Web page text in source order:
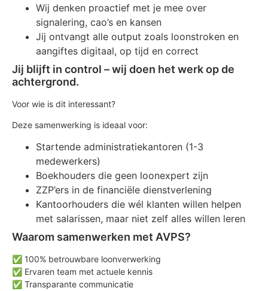
Wij denken proactief met je mee over
signalering, cao’s en kansen
Jij ontvangt alle output zoals loonstroken en
aangiftes digitaal, op tijd en correct
Jij blijft in control – wij doen het werk op de
achtergrond.
Voor wie is dit interessant?
Deze samenwerking is ideaal voor:
Startende administratiekantoren (1-3
medewerkers)
Boekhouders die geen loonexpert zijn
ZZP’ers in de financiële dienstverlening
Kantoorhouders die wél klanten willen helpen
met salarissen, maar niet zelf alles willen leren
Waarom samenwerken met AVPS?
✅ 100% betrouwbare loonverwerking
✅ Ervaren team met actuele kennis
✅ Transparante communicatie